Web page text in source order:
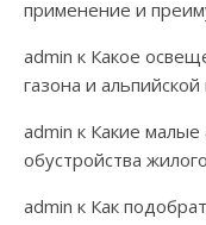
применение и
admin к Какое
газона и альпийской
admin к Какие
обустройства
admin к Как